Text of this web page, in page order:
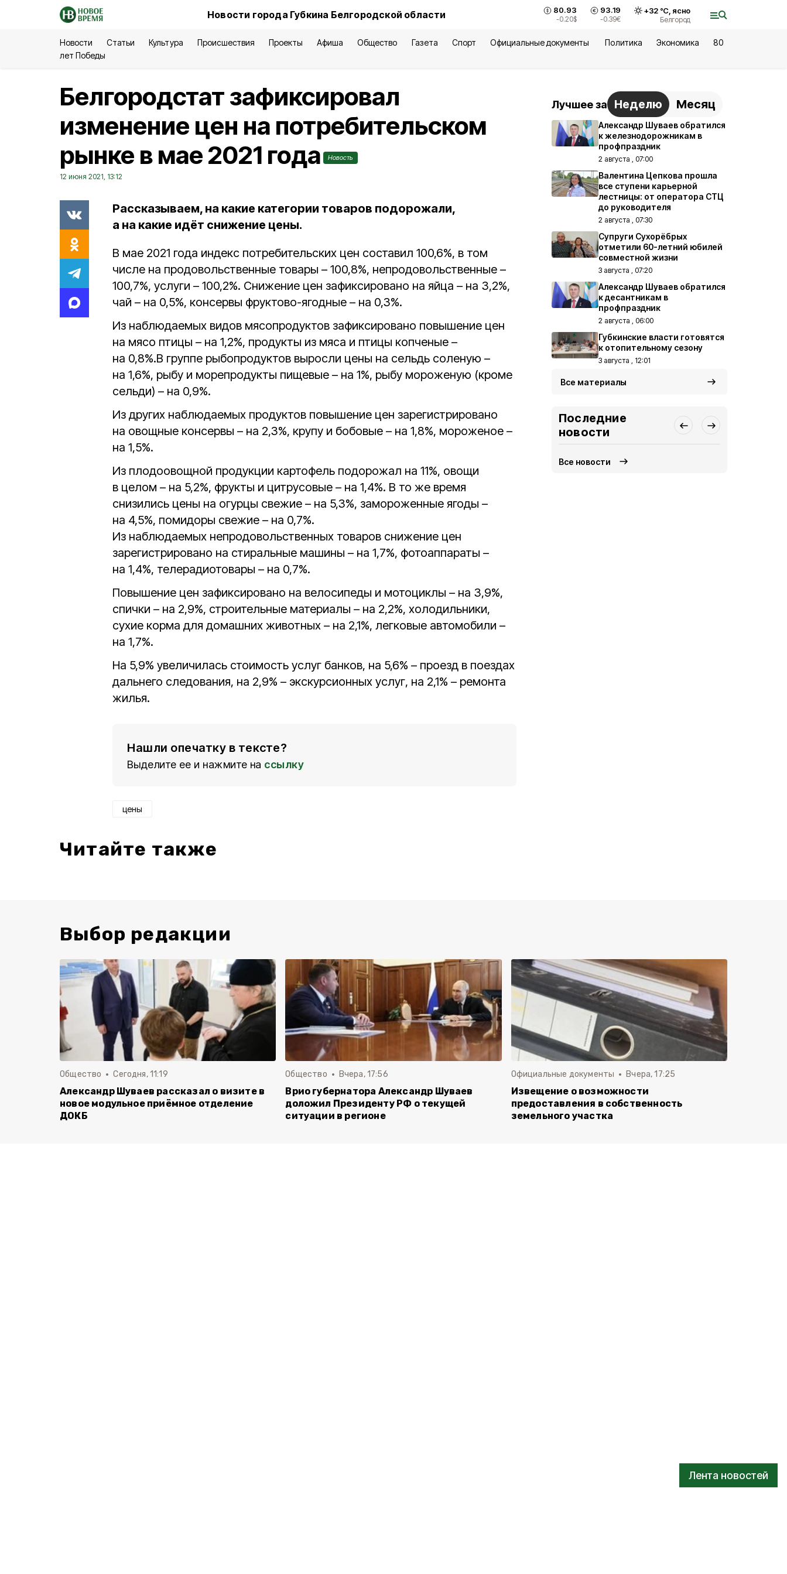
Новости города Губкина Белгородской области 80.93
-0.20$
93.19
-0.39€
+32°С, ясно
Белгород
Новости Статьи Культура Происшествия Проекты Афиша Общество Газета Спорт Официальные документы Политика Экономика
80
лет Победы
Лента новостей
Белгородстат зафиксировал
изменение цен на потребительском
рынке в мае 2021 года
Новость
12 июня 2021, 13:12
Рассказываем, на какие категории товаров подорожали,
а на какие идёт снижение цены.
В мае 2021 года индекс потребительских цен составил 100,6%, в том
числе на продовольственные товары – 100,8%, непродовольственные –
100,7%, услуги – 100,2%. Снижение цен зафиксировано на яйца – на 3,2%,
чай – на 0,5%, консервы фруктово-ягодные – на 0,3%.
Из наблюдаемых видов мясопродуктов зафиксировано повышение цен
на мясо птицы – на 1,2%, продукты из мяса и птицы копченые –
на 0,8%.В группе рыбопродуктов выросли цены на сельдь соленую –
на 1,6%, рыбу и морепродукты пищевые – на 1%, рыбу мороженую (кроме
сельди) – на 0,9%.
Из других наблюдаемых продуктов повышение цен зарегистрировано
на овощные консервы – на 2,3%, крупу и бобовые – на 1,8%, мороженое –
на 1,5%.
Из плодоовощной продукции картофель подорожал на 11%, овощи
в целом – на 5,2%, фрукты и цитрусовые – на 1,4%. В то же время
снизились цены на огурцы свежие – на 5,3%, замороженные ягоды –
на 4,5%, помидоры свежие – на 0,7%.
Из наблюдаемых непродовольственных товаров снижение цен
зарегистрировано на стиральные машины – на 1,7%, фотоаппараты –
на 1,4%, телерадиотовары – на 0,7%.
Повышение цен зафиксировано на велосипеды и мотоциклы – на 3,9%,
спички – на 2,9%, строительные материалы – на 2,2%, холодильники,
сухие корма для домашних животных – на 2,1%, легковые автомобили –
на 1,7%.
На 5,9% увеличилась стоимость услуг банков, на 5,6% – проезд в поездах
дальнего следования, на 2,9% – экскурсионных услуг, на 2,1% – ремонта
жилья.
Нашли опечатку в тексте?
Выделите ее и нажмите на ссылку
цены
Читайте также
Лучшее за Неделю Месяц
Александр Шуваев обратился
к железнодорожникам в
профпраздник
2 августа , 07:00
Валентина Цепкова прошла
все ступени карьерной
лестницы: от оператора СТЦ
до руководителя
2 августа , 07:30
Супруги Сухорёбрых
отметили 60-летний юбилей
совместной жизни
3 августа , 07:20
Александр Шуваев обратился
к десантникам в
профпраздник
2 августа , 06:00
Губкинские власти готовятся
к отопительному сезону
3 августа , 12:01
Все материалы
Последние
новости
Все новости
Выбор редакции
Общество Сегодня, 11:19
Александр Шуваев рассказал о визите в
новое модульное приёмное отделение
ДОКБ
Общество Вчера, 17:56
Врио губернатора Александр Шуваев
доложил Президенту РФ о текущей
ситуации в регионе
Официальные документы Вчера, 17:25
Извещение о возможности
предоставления в собственность
земельного участка